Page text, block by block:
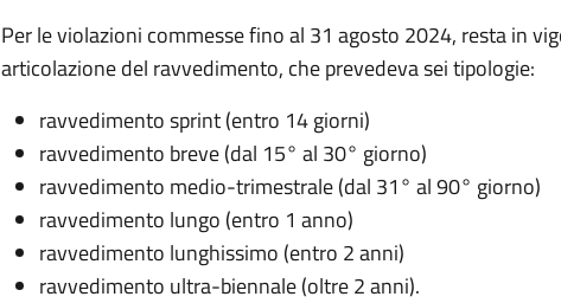
Per le violazioni commesse fino al 31 agosto 2024, resta in
articolazione del ravvedimento, che prevedeva sei tipologie:
ravvedimento sprint (entro 14 giorni)
ravvedimento breve (dal 15° al 30° giorno)
ravvedimento medio-trimestrale (dal 31° al 90° giorno)
ravvedimento lungo (entro 1 anno)
ravvedimento lunghissimo (entro 2 anni)
ravvedimento ultra-biennale (oltre 2 anni).